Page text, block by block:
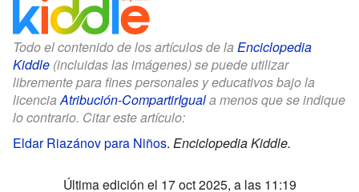
Todo el contenido de los artículos de la Enciclopedia
Kiddle (incluidas las imágenes) se puede utilizar
libremente para fines personales y educativos bajo la
licenciaAtribución-CompartirIguala menos que se indique
lo contrario. Citar este artículo:
Eldar Riazánov para Niños. Enciclopedia Kiddle.
Última edición el 17 oct 2025, a las 11:19